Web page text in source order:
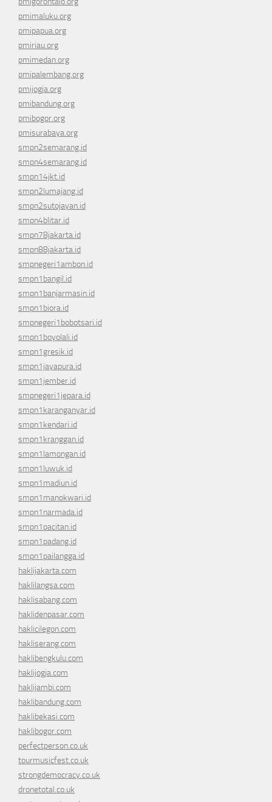
pmimaluku.org
pmipapua.org
pmiriau.org
pmimedan.org
pmipalembang.org
pmijogja.org
pmibandung.org
pmibogor.org
pmisurabaya.org
smpn2semarang.id
smpn4semarang.id
smpn14jkt.id
smpn2lumajang.id
smpn2sutojayan.id
smpn4blitar.id
smpn78jakarta.id
smpn88jakarta.id
smpnegeri1ambon.id
smpn1bangil.id
smpn1banjarmasin.id
smpn1biora.id
smpnegeri1bobotsari.id
smpn1boyolali.id
smpn1gresik.id
smpn1jayapura.id
smpn1jember.id
smpnegeri1jepara.id
smpn1karanganyar.id
smpn1kendari.id
smpn1kranggan.id
smpn1lamongan.id
smpn1luwuk.id
smpn1madiun.id
smpn1manokwari.id
smpn1narmada.id
smpn1pacitan.id
smpn1padang.id
smpn1pailangga.id
haklijakarta.com
haklilangsa.com
haklisabang.com
haklidenpasar.com
haklicilegon.com
hakliserang.com
haklibengkulu.com
haklijogja.com
haklijambi.com
haklibandung.com
haklibekasi.com
haklibogor.com
perfectperson.co.uk
tourmusicfest.co.uk
strongdemocracy.co.uk
dronetotal.co.uk